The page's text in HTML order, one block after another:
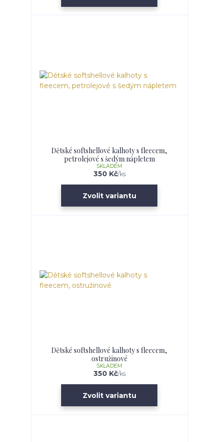
Dětské softshellové kalhoty s fleecem,
petrolejové s šedým nápletem
350 Kč/ks
SKLADEM
Zvolit variantu
Dětské softshellové kalhoty s fleecem,
ostružinové
350 Kč/ks
SKLADEM
Zvolit variantu